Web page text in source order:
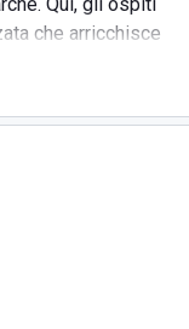
che arricchisce
la
e ben curato,